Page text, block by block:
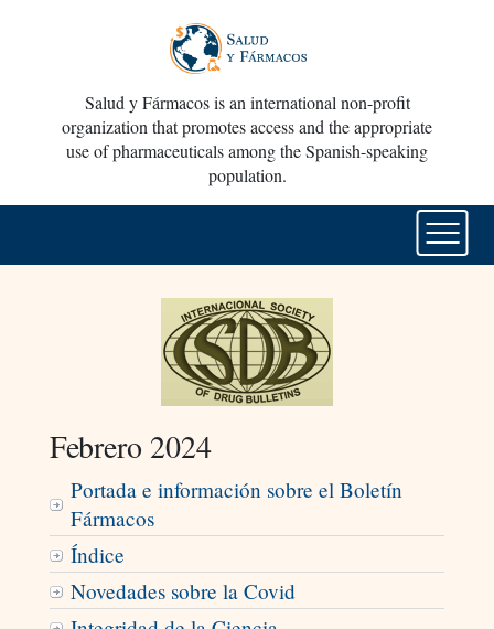
Salud y Fármacos is an international non-profit
organization that promotes access and the appropriate
use of pharmaceuticals among the Spanish-speaking
population.
Febrero 2024
Portada e información sobre el Boletín
Fármacos
Índice
Novedades sobre la Covid